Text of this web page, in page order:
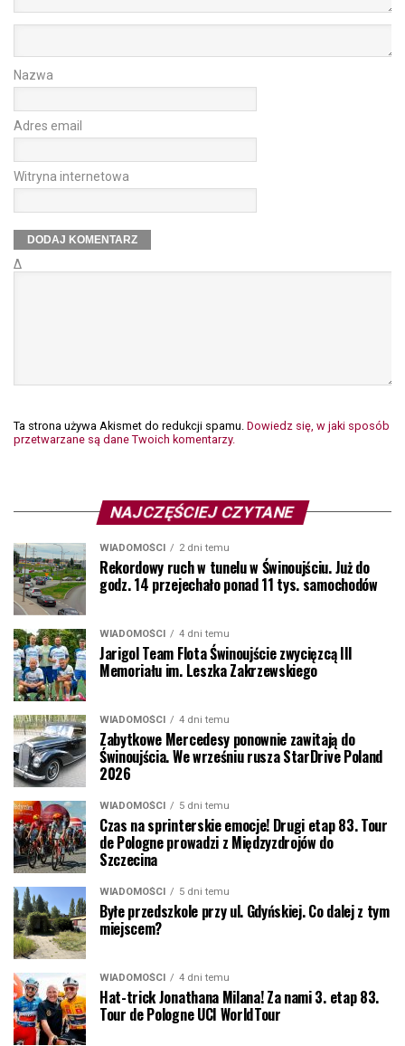
Nazwa
Adres email
Witryna internetowa
Δ
Ta strona używa Akismet do redukcji spamu. Dowiedz się, w jaki sposób
przetwarzane są dane Twoich komentarzy.
NAJCZĘŚCIEJ CZYTANE
WIADOMOŚCI 2 dni temu
Rekordowy ruch w tunelu w Świnoujściu. Już do
godz. 14 przejechało ponad 11 tys. samochodów
WIADOMOŚCI 4 dni temu
Jarigol Team Flota Świnoujście zwycięzcą III
Memoriału im. Leszka Zakrzewskiego
WIADOMOŚCI 4 dni temu
Zabytkowe Mercedesy ponownie zawitają do
Świnoujścia. We wrześniu rusza StarDrive Poland
2026
WIADOMOŚCI 5 dni temu
Czas na sprinterskie emocje! Drugi etap 83. Tour
de Pologne prowadzi z Międzyzdrojów do
Szczecina
WIADOMOŚCI 5 dni temu
Byłe przedszkole przy ul. Gdyńskiej. Co dalej z tym
miejscem?
WIADOMOŚCI 4 dni temu
Hat-trick Jonathana Milana! Za nami 3. etap 83.
Tour de Pologne UCI WorldTour